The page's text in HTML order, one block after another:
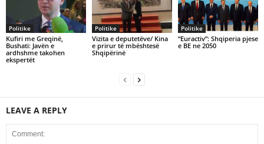
Politike
Kufiri me Greqinë,
Bushati: Javën e
ardhshme takohen
ekspertët
Politike
Vizita e deputetëve/ Kina
e prirur të mbështesë
Shqipërinë
Politike
“Euractiv”: Shqiperia pjese
e BE ne 2050
LEAVE A REPLY